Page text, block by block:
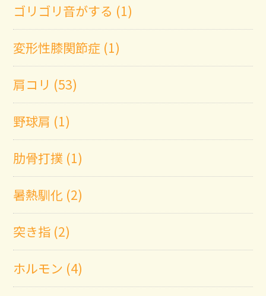
ゴリゴリ音がする (1)
変形性膝関節症 (1)
肩コリ (53)
野球肩 (1)
肋骨打撲 (1)
暑熱馴化 (2)
突き指 (2)
ホルモン (4)